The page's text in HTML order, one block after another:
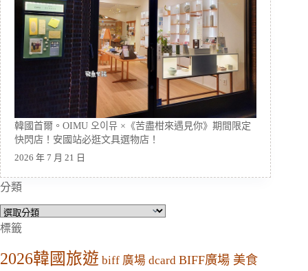
韓國首爾。OIMU 오이뮤 ×《苦盡柑來遇見你》期間限定
快閃店！安國站必逛文具選物店！
2026 年 7 月 21 日
分類
分
類
標籤
2026韓國旅遊 biff 廣場 dcard BIFF廣場 美食